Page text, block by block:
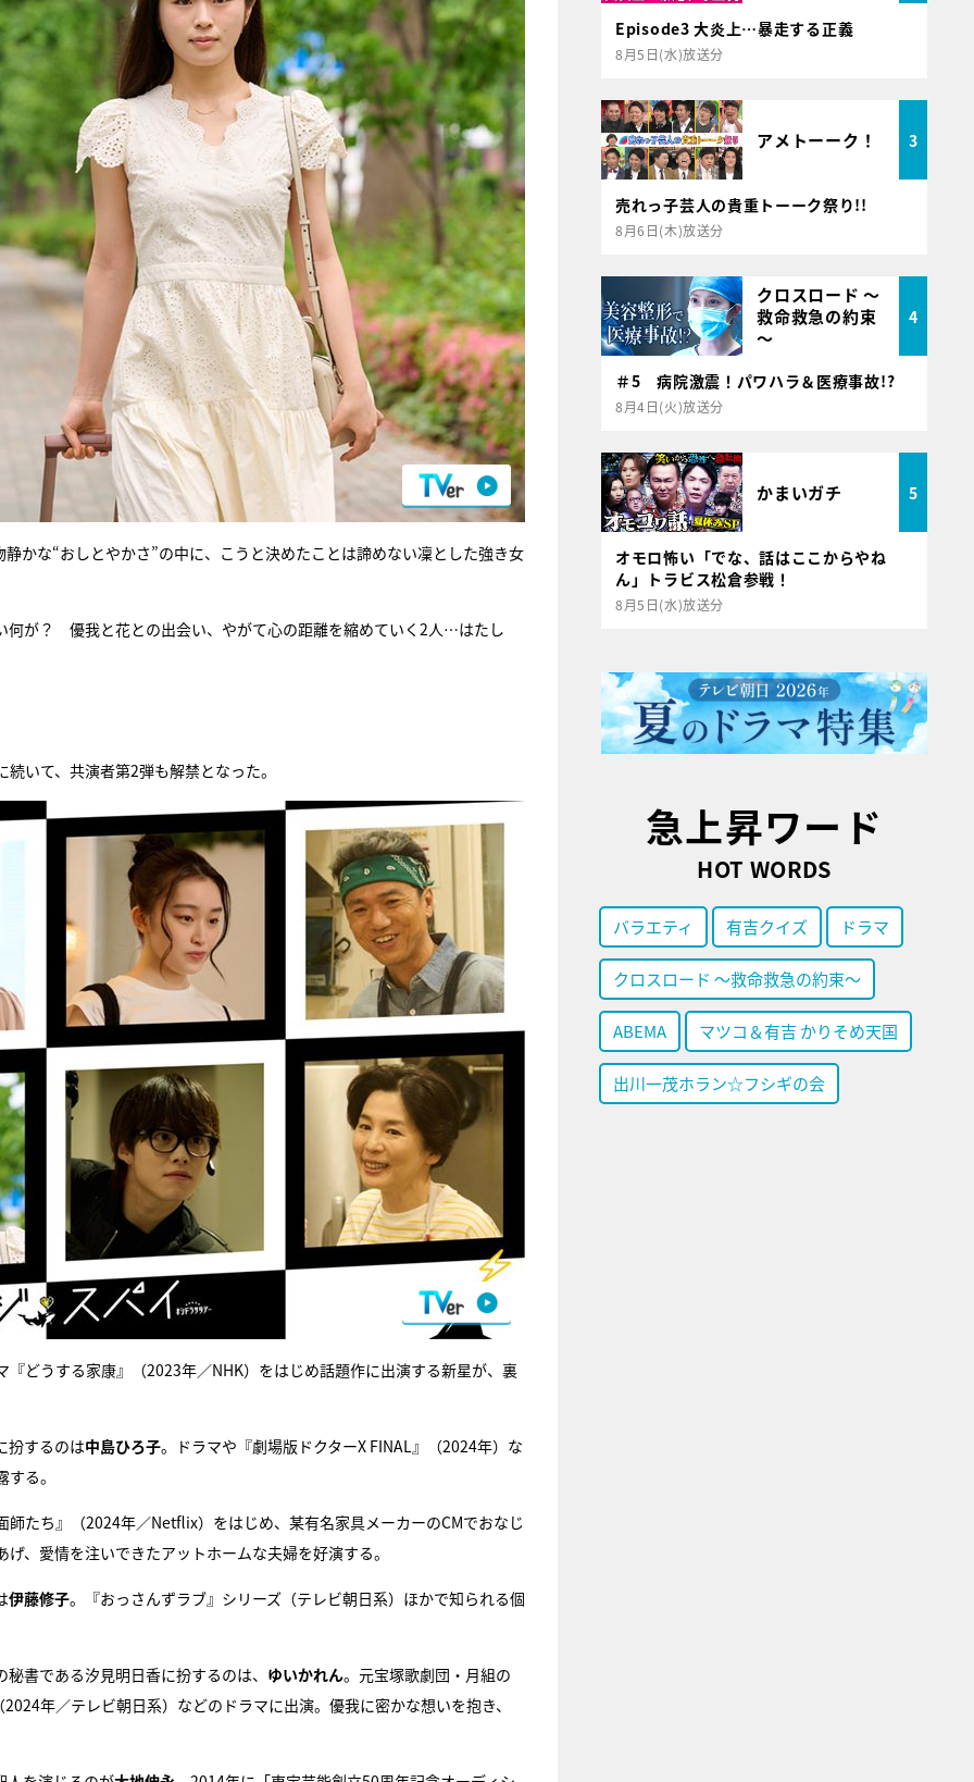
かな“おしとやかさ”の中に、こうと決めたことは諦めない凜とした強き女
何が？ 優我と花との出会い、やがて心の距離を縮めていく2人…はたし
いて、共演者第2弾も解禁となった。
『どうする家康』（2023年／NHK）をはじめ話題作に出演する新星が、裏
扮するのは中島ひろ子。ドラマや『劇場版ドクターX FINAL』（2024年）な
る。
たち』（2024年／Netflix）をはじめ、某有名家具メーカーのCMでおなじ
、愛情を注いできたアットホームな夫婦を好演する。
伊藤修子。『おっさんずラブ』シリーズ（テレビ朝日系）ほかで知られる個
書である汐見明日香に扮するのは、 ゆいかれん。元宝塚歌劇団・月組の
年／テレビ朝日系）などのドラマに出演。優我に密かな想いを抱き、
Episode3 大炎上…暴走する正義
8月5日(水)放送分
アメトーーク！ 3
売れっ子芸人の貴重トーーク祭り!!
8月6日(木)放送分
クロスロード ～
救命救急の約束
～
4
＃5 病院激震！パワハラ＆医療事故!?
8月4日(火)放送分
かまいガチ 5
オモロ怖い「でな、話はここからやね
ん」トラビス松倉参戦！
8月5日(水)放送分
急上昇ワード
HOT WORDS
バラエティ 有吉クイズ ドラマ
クロスロード ～救命救急の約束～
ABEMA マツコ＆有吉 かりそめ天国
出川一茂ホラン☆フシギの会